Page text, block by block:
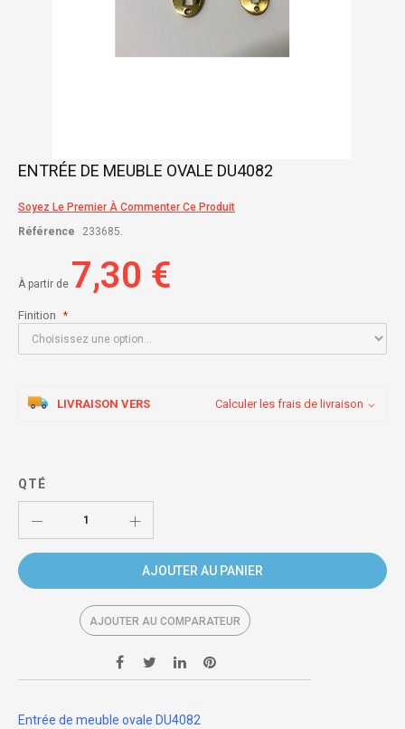
Skip
beginning
of
gallery
ENTRÉE DE MEUBLE OVALE DU4082
Soyez Le Premier À Commenter Ce Produit
Référence
233685.
À partir de 7,30 €
Finition
LIVRAISON VERS Calculer les frais de livraison
QTÉ
AJOUTER AU PANIER
AJOUTER AU COMPARATEUR
Entrée de meuble ovale DU4082